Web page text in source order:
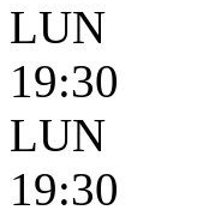
LUN
19:30
LUN
19:30